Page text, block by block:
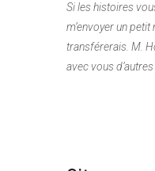
Si les histoires
m’envoyer un
transférerais. M.
avec vous